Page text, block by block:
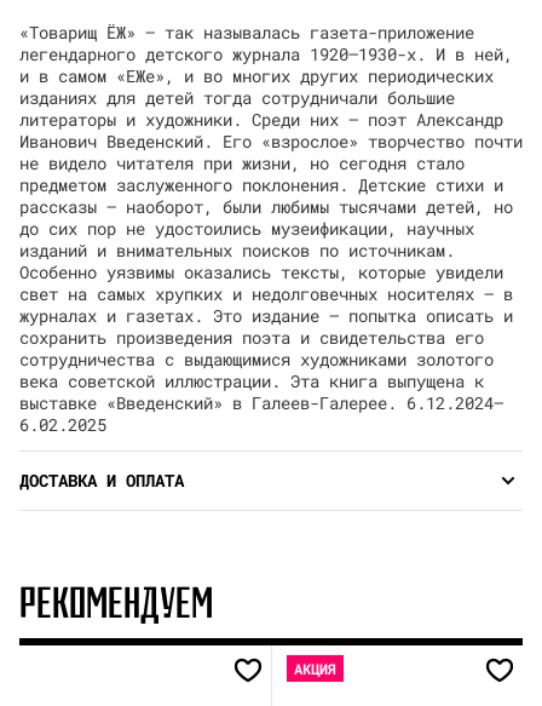
«Товарищ ЁЖ» — так называлась газета-приложение
легендарного детского журнала 1920–1930-х. И в ней,
и в самом «ЕЖе», и во многих других периодических
изданиях для детей тогда сотрудничали большие
литераторы и художники. Среди них — поэт Александр
Иванович Введенский. Его «взрослое» творчество почти
не видело читателя при жизни, но сегодня стало
предметом заслуженного поклонения. Детские стихи и
рассказы — наоборот, были любимы тысячами детей, но
до сих пор не удостоились музеификации, научных
изданий и внимательных поисков по источникам.
Особенно уязвимы оказались тексты, которые увидели
свет на самых хрупких и недолговечных носителях — в
журналах и газетах. Это издание — попытка описать и
сохранить произведения поэта и свидетельства его
сотрудничества с выдающимися художниками золотого
века советской иллюстрации. Эта книга выпущена к
выставке «Введенский» в Галеев-Галерее. 6.12.2024—
6.02.2025
ДОСТАВКА И ОПЛАТА
РЕКОМЕНДУЕМ
АКЦИЯ